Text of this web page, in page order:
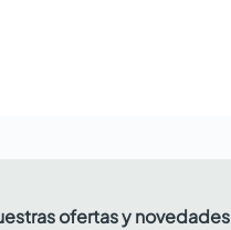
ofertas y novedades